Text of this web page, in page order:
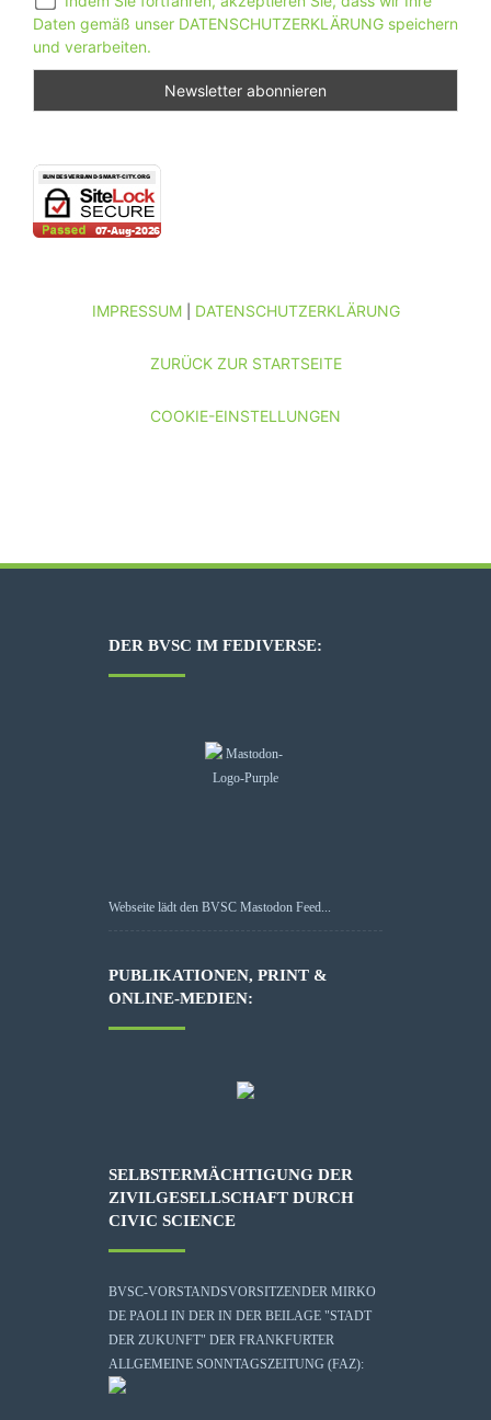
Daten gemäß unser DATENSCHUTZERKLÄRUNG speichern
und verarbeiten.
IMPRESSUM| DATENSCHUTZERKLÄRUNG
ZURÜCK ZUR STARTSEITE
COOKIE-EINSTELLUNGEN
DER BVSC IM FEDIVERSE:
Webseite lädt den BVSC Mastodon Feed...
PUBLIKATIONEN, PRINT &
ONLINE-MEDIEN:
SELBSTERMÄCHTIGUNG DER
ZIVILGESELLSCHAFT DURCH
CIVIC SCIENCE
BVSC-VORSTANDSVORSITZENDER MIRKO
DE PAOLI IN DER IN DER BEILAGE "STADT
DER ZUKUNFT" DER FRANKFURTER
ALLGEMEINE SONNTAGSZEITUNG (FAZ):